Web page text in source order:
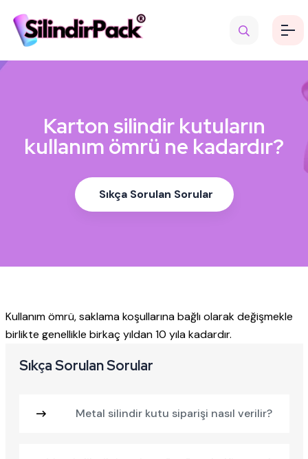
Karton silindir kutuların
kullanım ömrü ne kadardır?
Sıkça Sorulan Sorular
Kullanım ömrü, saklama koşullarına bağlı olarak değişmekle
birlikte genellikle birkaç yıldan 10 yıla kadardır.
Sıkça Sorulan Sorular
Metal silindir kutu siparişi nasıl verilir?